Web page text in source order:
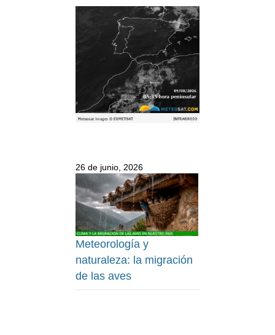
26 de junio, 2026
Meteorología y
naturaleza: la migración
de las aves